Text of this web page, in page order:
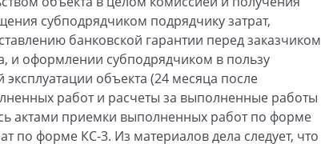
субподрядчиком подрядчику затрат,
банковской гарантии перед заказчиком
и оформлении субподрядчиком в пользу
объекта (24 месяца после
работ и расчеты за выполненные работы
актами приемки выполненных работ по форме
по форме КС-3. Из материалов дела следует, что